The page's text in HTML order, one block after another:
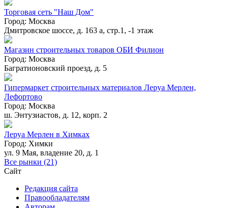
Торговая сеть "Наш Дом"
Город: Москва
Дмитровское шоссе, д. 163 а, стр.1, -1 этаж
Магазин строительных товаров ОБИ Филион
Город: Москва
Багратионовский проезд, д. 5
Гипермаркет строительных материалов Леруа Мерлен,
Лефортово
Город: Москва
ш. Энтузиастов, д. 12, корп. 2
Леруа Мерлен в Химках
Город: Химки
ул. 9 Мая, владение 20, д. 1
Все рынки (21)
Сайт
Редакция сайта
Правообладателям